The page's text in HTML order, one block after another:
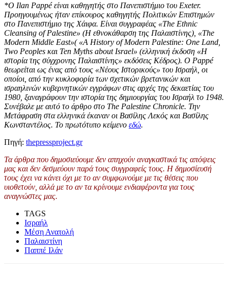
*Ο Ilan Pappé είναι καθηγητής στο Πανεπιστήμιο του Exeter.
Προηγουμένως ήταν επίκουρος καθηγητής Πολιτικών Επιστημών
στο Πανεπιστήμιο της Χάιφα. Είναι συγγραφέας «The Ethnic
Cleansing of Palestine» (Η εθνοκάθαρση της Παλαιστίνης), «The
Modern Middle East»( «A History of Modern Palestine: One Land,
Two Peoples και Ten Myths about Israel» (ελληνική έκδοση «Η
ιστορία της σύγχρονης Παλαιστίνης» εκδόσεις Κέδρος). Ο Pappé
θεωρείται ως ένας από τους «Νέους Ιστορικούς» του Ισραήλ οι
οποίοι από την κυκλοφορία των σχετικών βρετανικών και
ισραηλινών κυβερνητικών εγγράφων στις αρχές της δεκαετίας του
1980, ξαναγράφουν την ιστορία της δημιουργίας του Ισραήλ το 1948.
Συνέβαλε με αυτό το άρθρο στο The Palestine Chronicle. Την
Μετάφραση στα ελληνικά έκαναν οι Βασίλης Λεκός και Βασίλης
Κωνσταντέλος. Το πρωτότυπο κείμενο εδώ.
Πηγή: thepressproject.gr
Τα άρθρα που δημοσιεύουμε δεν απηχούν αναγκαστικά τις απόψεις
μας και δεν δεσμεύουν παρά τους συγγραφείς τους. Η δημοσίευσή
τους έχει να κάνει όχι με το αν συμφωνούμε με τις θέσεις που
υιοθετούν, αλλά με το αν τα κρίνουμε ενδιαφέροντα για τους
αναγνώστες μας.
TAGS
Ισραήλ
Μέση Ανατολή
Παλαιστίνη
Παππέ Ιλάν